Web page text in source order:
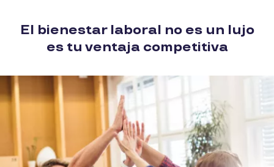
El bienestar laboral no es un lujo
es tu ventaja competitiva